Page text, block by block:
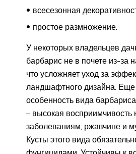
всесезонная
простое размножение.
У некоторых владельцев
барбарис не в почете из-за
что усложняет уход за
ландшафтного дизайна.
особенность вида
– высокая восприимчивость
заболеваниям, ржавчине и
Кусты этого вида